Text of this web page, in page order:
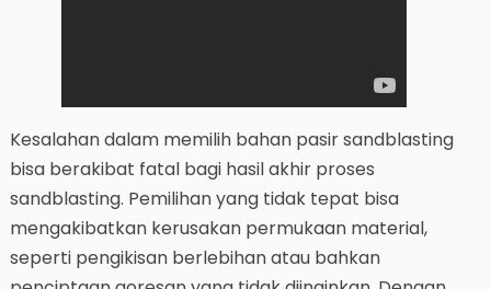
Kesalahan dalam memilih bahan pasir sandblasting
bisa berakibat fatal bagi hasil akhir proses
sandblasting. Pemilihan yang tidak tepat bisa
mengakibatkan kerusakan permukaan material,
seperti pengikisan berlebihan atau bahkan